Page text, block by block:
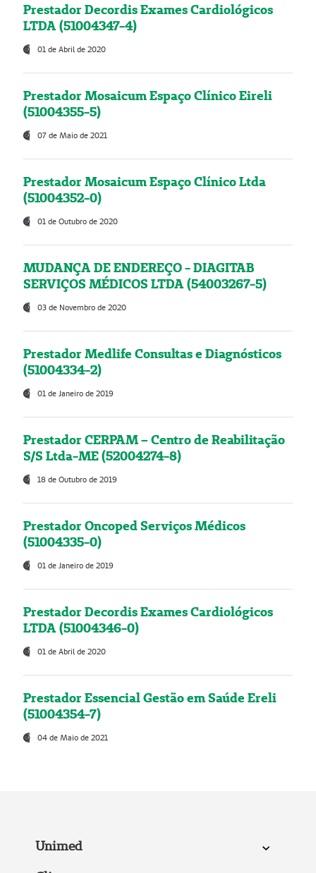
Prestador Decordis Exames Cardiológicos
LTDA (51004347-4)
01 de Abril de 2020
Prestador Mosaicum Espaço Clínico Eireli
(51004355-5)
07 de Maio de 2021
Prestador Mosaicum Espaço Clínico Ltda
(51004352-0)
01 de Outubro de 2020
MUDANÇA DE ENDEREÇO - DIAGITAB
SERVIÇOS MÉDICOS LTDA (54003267-5)
03 de Novembro de 2020
Prestador Medlife Consultas e Diagnósticos
(51004334-2)
01 de Janeiro de 2019
Prestador CERPAM – Centro de Reabilitação
S/S Ltda-ME (52004274-8)
18 de Outubro de 2019
Prestador Oncoped Serviços Médicos
(51004335-0)
01 de Janeiro de 2019
Prestador Decordis Exames Cardiológicos
LTDA (51004346-0)
01 de Abril de 2020
Prestador Essencial Gestão em Saúde Ereli
(51004354-7)
04 de Maio de 2021
Unimed